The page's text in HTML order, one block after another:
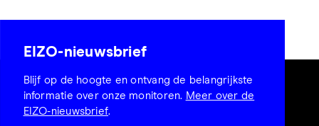
EIZO-nieuwsbrief
Blijf op de hoogte en ontvang de belangrijkste
informatie over onze monitoren. Meer over de
EIZO-nieuwsbrief.